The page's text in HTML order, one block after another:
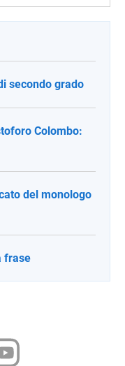
secondo grado
Colombo:
del monologo
frase